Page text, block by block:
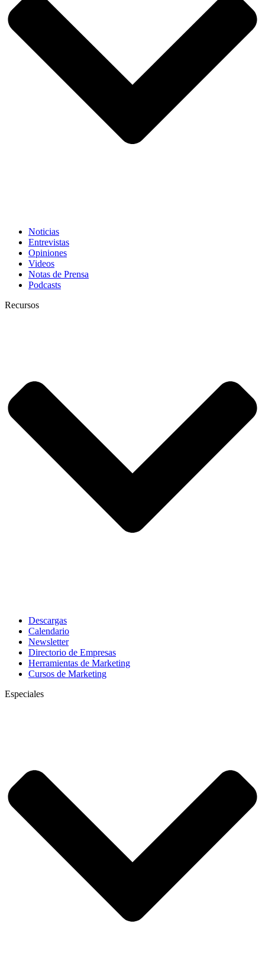
Noticias
Entrevistas
Opiniones
Videos
Notas de Prensa
Podcasts
Recursos
Descargas
Calendario
Newsletter
Directorio de Empresas
Herramientas de Marketing
Cursos de Marketing
Especiales